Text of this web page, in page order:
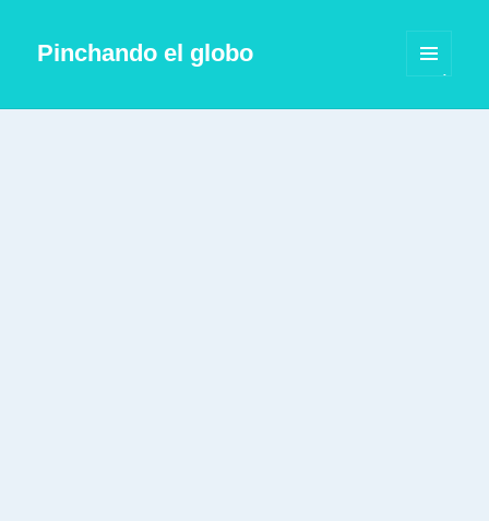
Pinchando el globo
WIDGETS